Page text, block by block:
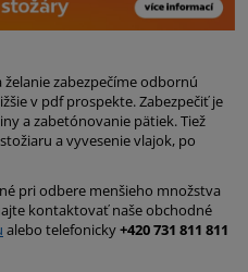
zabezpečíme odbornú
v pdf prospekte. Zabezpečiť je
a zabetónovanie pätiek. Tiež
a vyvesenie vlajok, po
pri odbere menšieho množstva
kontaktovať naše obchodné
alebo telefonicky+420 731 811 811